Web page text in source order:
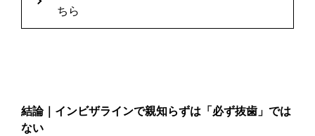
ちら
結論｜インビザラインで親知らずは「必ず抜歯」では
ない